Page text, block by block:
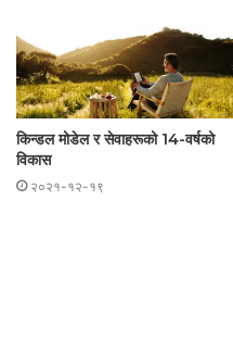
किन्डल मोडेल र सेवाहरूको 14-वर्षको
विकास
२०२१-१२-१९